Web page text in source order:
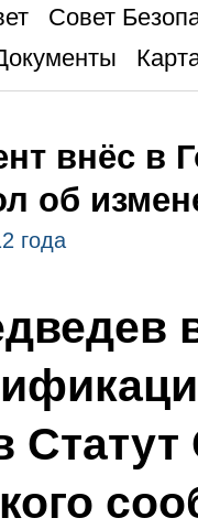
Совет
внёс в
об
года